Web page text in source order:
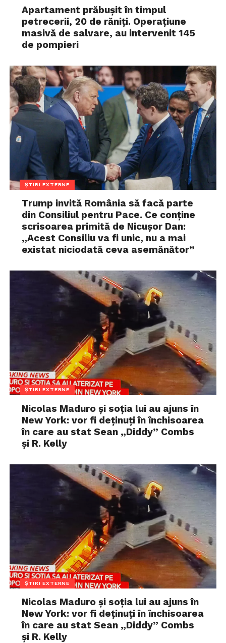
Apartament prăbușit în timpul
petrecerii, 20 de răniți. Operațiune
masivă de salvare, au intervenit 145
de pompieri
ȘTIRI EXTERNE
Trump invită România să facă parte
din Consiliul pentru Pace. Ce conține
scrisoarea primită de Nicușor Dan:
„Acest Consiliu va fi unic, nu a mai
existat niciodată ceva asemănător”
ȘTIRI EXTERNE
Nicolas Maduro și soția lui au ajuns în
New York: vor fi deținuți în închisoarea
în care au stat Sean „Diddy” Combs
și R. Kelly
ȘTIRI EXTERNE
Nicolas Maduro și soția lui au ajuns în
New York: vor fi deținuți în închisoarea
în care au stat Sean „Diddy” Combs
și R. Kelly